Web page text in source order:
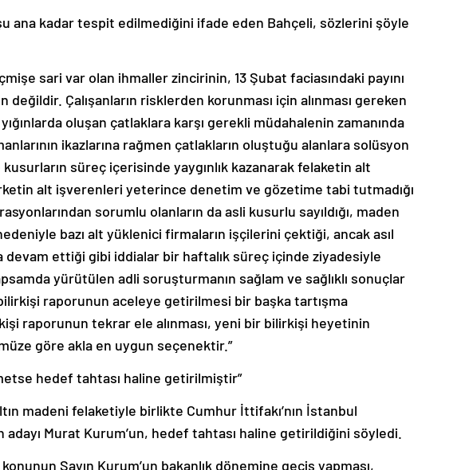
şu ana kadar tespit edilmediğini ifade eden Bahçeli, sözlerini şöyle
sari var olan ihmaller zincirinin, 13 Şubat faciasındaki payını
Çalışanların risklerden korunması için alınması gereken
oluşan çatlaklara karşı gerekli müdahalenin zamanında
ikazlarına rağmen çatlakların oluştuğu alanlara solüsyon
kusurların süreç içerisinde yaygınlık kazanarak felaketin alt
şirketin alt işverenleri yeterince denetim ve gözetime tabi tutmadığı
sorumlu olanların da asli kusurlu sayıldığı, maden
bazı alt yüklenici firmaların işçilerini çektiği, ancak asıl
devam ettiği gibi iddialar bir haftalık süreç içinde ziyadesiyle
yürütülen adli soruşturmanın sağlam ve sağlıklı sonuçlar
raporunun aceleye getirilmesi bir başka tartışma
raporunun tekrar ele alınması, yeni bir bilirkişi heyetinin
göre akla en uygun seçenektir.”
hedef tahtası haline getirilmiştir”
madeni felaketiyle birlikte Cumhur İttifakı’nın İstanbul
Murat Kurum’un, hedef tahtası haline getirildiğini söyledi.
Sayın Kurum’un bakanlık dönemine geçiş yapması,